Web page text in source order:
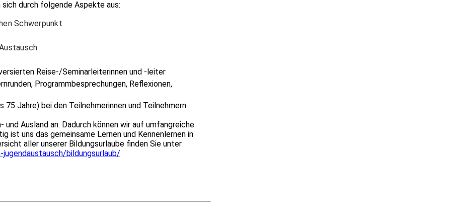
durch folgende Aspekte aus:
Schwerpunkt
Reise-/Seminarleiterinnen und -leiter
Programmbesprechungen, Reflexionen,
Jahre) bei den Teilnehmerinnen und Teilnehmern
Ausland an. Dadurch können wir auf umfangreiche
ist uns das gemeinsame Lernen und Kennenlernen in
aller unserer Bildungsurlaube finden Sie unter
bildungsurlaub/